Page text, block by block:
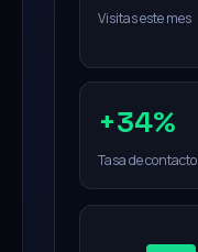
Visitas este mes
+34%
Tasa de contacto